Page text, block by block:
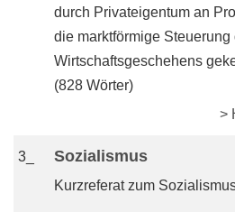
durch Privateigentum an
die marktförmige Steuerung
Wirtschaftsgeschehens
(828 Wörter)
>
3_ Sozialismus
Kurzreferat zum